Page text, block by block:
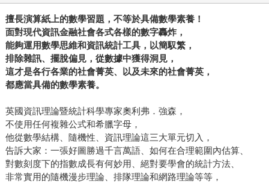
擅長演算紙上的數學習題，不等於具備數學素養！
面對現代資訊金融社會各式各樣的數字轟炸，
能夠運用數學思維和資訊統計工具，以簡馭繁，
排除雜訊、擺脫偏見，從數據中獲得洞見，
這才是各行各業的社會菁英、以及未來的社會菁英，
都應當具備的數學素養。
英國資訊理論暨統計科學專家奧利弗．強森，
不使用任何複雜公式和希臘字母，
他從數學結構、隨機性、資訊理論這三大單元切入，
告訴大家：一張好圖勝過千言萬語、如何在合理範圍內估算、
對數刻度下的指數成長有何妙用、絕對要學會的統計方法、
非常實用的隨機漫步理論、排隊理論和網路理論等等，